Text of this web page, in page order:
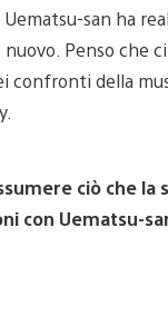
san ha
Penso che
confronti della
ciò che la
con Uematsu-